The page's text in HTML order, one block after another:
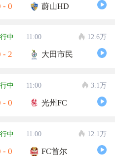
- 0 蔚山HD
中 11:00 12.6万
- 2 大田市民
中 11:00 3.1万
- 0 光州FC
中 11:00 12.1万
- 0 FC首尔